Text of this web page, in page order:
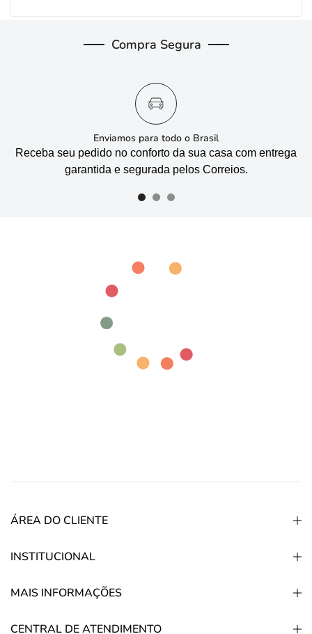
Compra Segura
Enviamos para todo o Brasil
Receba seu pedido no conforto da sua casa com entrega
garantida e segurada pelos Correios.
ÁREA DO CLIENTE
INSTITUCIONAL
MAIS INFORMAÇÕES
CENTRAL DE ATENDIMENTO